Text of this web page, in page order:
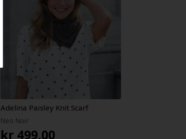
Adelina Paisley Knit Scarf
Neo Noir
kr 499,00